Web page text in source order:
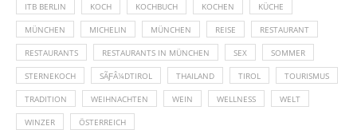
ITB BERLIN KOCH KOCHBUCH KOCHEN KÜCHE
MÜNCHEN MICHELIN MÜNCHEN REISE RESTAURANT
RESTAURANTS RESTAURANTS IN MÜNCHEN SEX SOMMER
STERNEKOCH SÃƑÂ¼DTIROL THAILAND TIROL TOURISMUS
TRADITION WEIHNACHTEN WEIN WELLNESS WELT
WINZER ÖSTERREICH